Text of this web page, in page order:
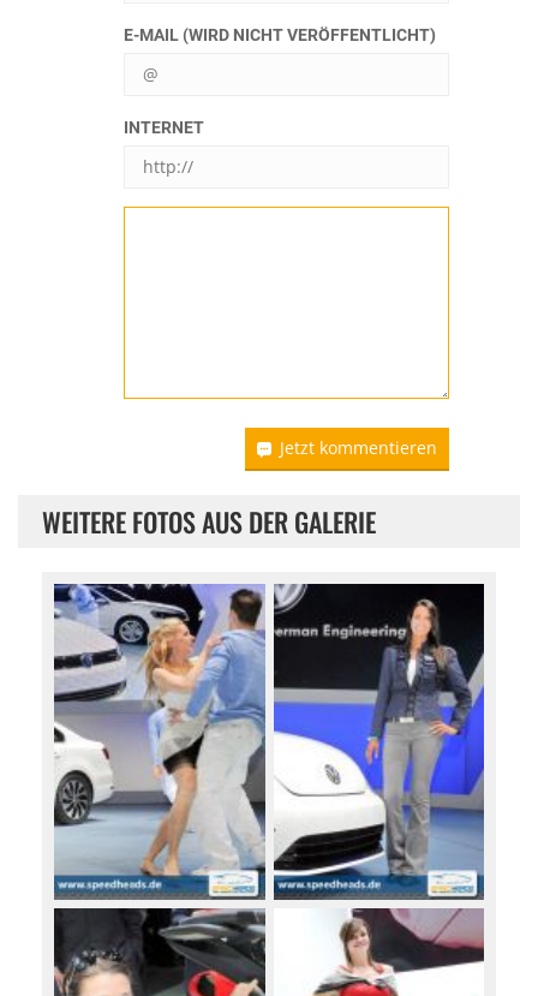
E-MAIL (WIRD NICHT VERÖFFENTLICHT)
INTERNET
Jetzt kommentieren
WEITERE FOTOS AUS DER GALERIE